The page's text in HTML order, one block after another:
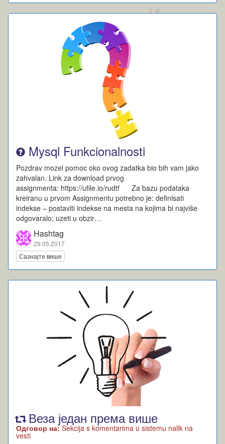
Mysql Funkcionalnosti
Pozdrav mozel pomoc oko ovog zadatka bio bih vam jako
zahvalan. Link za download prvog
assignmenta: https://ufile.io/rudtf Za bazu podataka
kreiranu u prvom Assignmentu potrebno je: definisati
indekse – postaviti indekse na mesta na kojima bi najviše
odgovaralo; uzeti u obzir…
Hashtag
29.05.2017
Сазнајте више
Веза један према више
Одговор на:Sekcija s komentarima u sistemu nalik na
vesti